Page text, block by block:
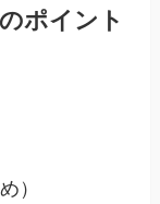
ポイント
）